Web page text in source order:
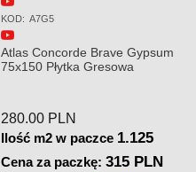
KOD: AXAK
Atlas Concorde Brave Pearl
75x75 Płytka Gresowa
249.00 PLN
Ilość m2 w paczce 1.125
Cena za paczkę:280.13 PLN